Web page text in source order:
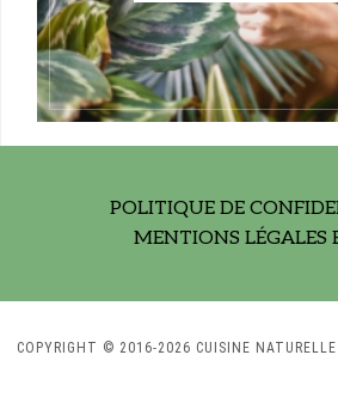
POLITIQUE DE
MENTIONS LÉGALES
COPYRIGHT © 2016-2026 CUISINE NATURELLE